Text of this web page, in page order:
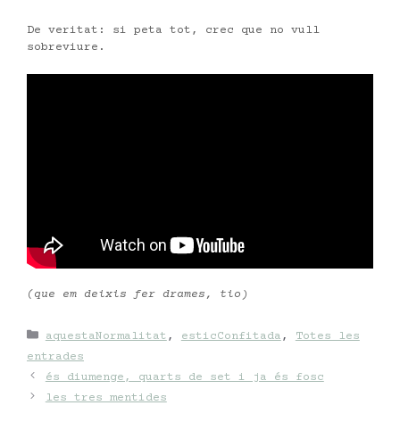
De veritat: si peta tot, crec que no vull
sobreviure.
(que em deixis fer drames, tio)
Categories
aquestaNormalitat , esticConfitada , Totes les
entrades
és diumenge, quarts de set i ja és fosc
les tres mentides